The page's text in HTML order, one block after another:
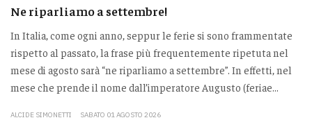
Ne riparliamo a settembre!
In Italia, come ogni anno, seppur le ferie si sono frammentate
rispetto al passato, la frase più frequentemente ripetuta nel
mese di agosto sarà “ne riparliamo a settembre”. In effetti, nel
mese che prende il nome dall’imperatore Augusto (feriae...
ALCIDE SIMONETTI SABATO 01 AGOSTO 2026